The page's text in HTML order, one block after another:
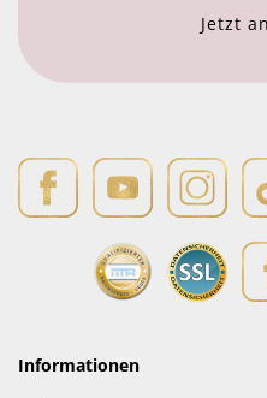
Informationen